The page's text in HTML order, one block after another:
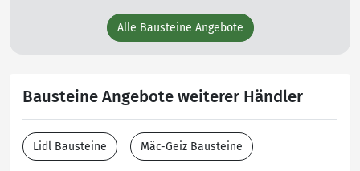
Alle Bausteine Angebote
Bausteine Angebote weiterer Händler
Lidl Bausteine Mäc-Geiz Bausteine